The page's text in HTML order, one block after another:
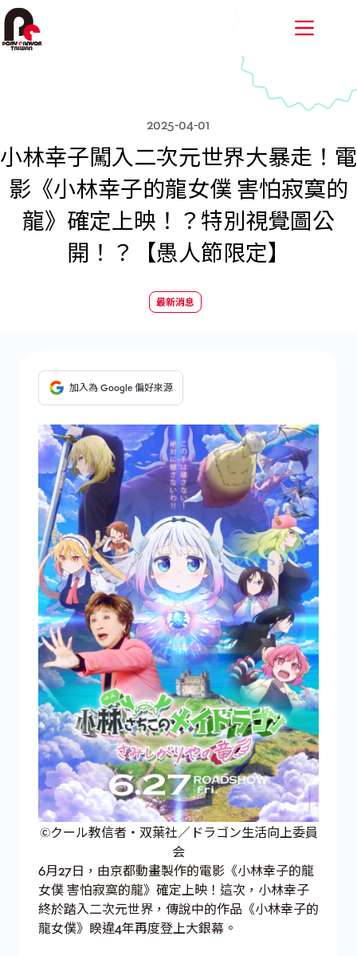
跳
至
主
2025-04-01
小林幸子闖入二次元世界大暴走！電
影《小林幸子的龍女僕 害怕寂寞的
龍》確定上映！？特別視覺圖公
開！？【愚人節限定】
最新消息
加入為 Google 偏好來源
©クール教信者・双葉社／ドラゴン生活向上委員
会
6月27日，由京都動畫製作的電影《小林幸子的龍
女僕 害怕寂寞的龍》確定上映！這次，小林幸子
終於踏入二次元世界，傳說中的作品《小林幸子的
龍女僕》睽違4年再度登上大銀幕。